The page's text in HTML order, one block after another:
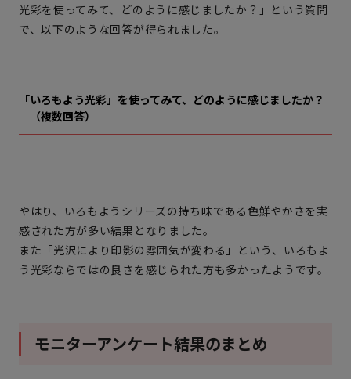
光彩を使ってみて、どのように感じましたか？」という質問
で、以下のような回答が得られました。
「いろもよう光彩」を使ってみて、どのように感じましたか？
（複数回答）
やはり、いろもようシリーズの持ち味である色鮮やかさを実
感された方が多い結果となりました。
また「光沢により印影の雰囲気が変わる」という、いろもよ
う光彩ならではの良さを感じられた方も多かったようです。
モニターアンケート結果のまとめ